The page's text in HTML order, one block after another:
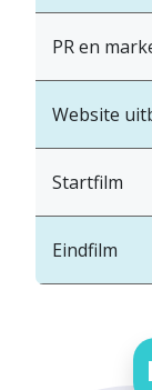
PR en
Website
Startfilm
Eindfilm